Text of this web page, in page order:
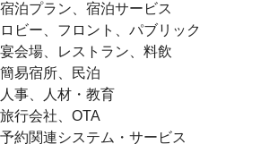
宿泊プラン、宿泊サービス
ロビー、フロント、パブリック
宴会場、レストラン、料飲
簡易宿所、民泊
人事、人材・教育
旅行会社、OTA
予約関連システム・サービス